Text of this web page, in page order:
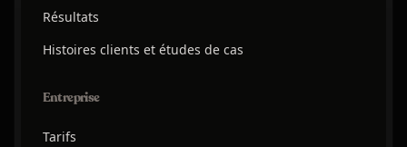
Résultats
Histoires clients et études de cas
Entreprise
Tarifs